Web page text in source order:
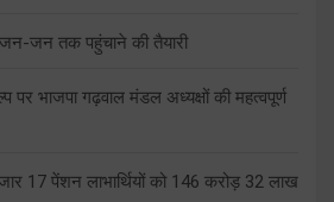
जन-जन तक पहुंचाने की तैयारी
पर भाजपा गढ़वाल मंडल अध्यक्षों की महत्वपूर्ण
17 पेंशन लाभार्थियों को 146 करोड़ 32 लाख